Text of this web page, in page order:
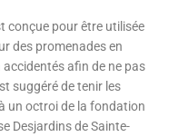
conçue pour être utilisée
des promenades en
afin de ne pas
suggéré de tenir les
un octroi de la fondation
Desjardins de Sainte-